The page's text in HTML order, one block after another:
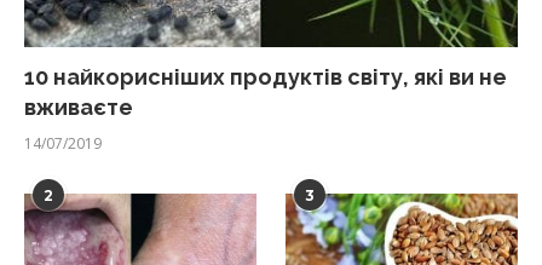
10 найкорисніших продуктів світу, які ви не
вживаєте
14/07/2019
2 3